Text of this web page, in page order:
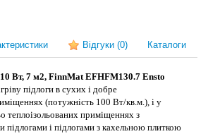
Відгуки (0) Каталоги
Вт, 7 м2, FinnMat EFHFM130.7 Ensto
підлоги в сухих і добре
(потужність 100 Вт/кв.м.), і у
теплоізольованих приміщеннях з
підлогами і підлогами з кахельною плиткою